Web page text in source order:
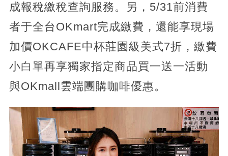
成報稅繳稅查詢服務。另，5/31前消費
者于全台OKmart完成繳費，還能享現場
加價OKCAFE中杯莊園級美式7折，繳費
小白單再享獨家指定商品買一送一活動
與OKmall雲端團購咖啡優惠。